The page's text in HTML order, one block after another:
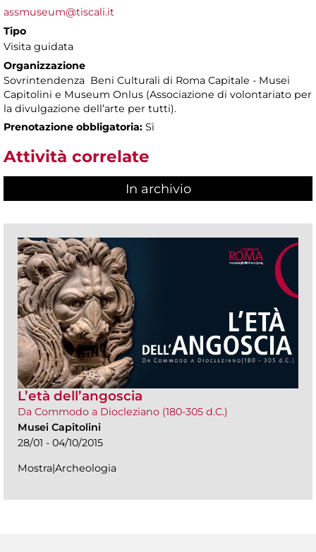
assmuseum@tiscali.it
Tipo
Visita guidata
Organizzazione
Sovrintendenza Beni Culturali di Roma Capitale - Musei
Capitolini e Museum Onlus (Associazione di volontariato per
la divulgazione dell’arte per tutti).
Prenotazione obbligatoria: Sì
Attività correlate
In archivio
L’età dell’angoscia
Da Commodo a Diocleziano (180-305 d.C.)
Musei Capitolini
28/01 - 04/10/2015
Mostra|Archeologia